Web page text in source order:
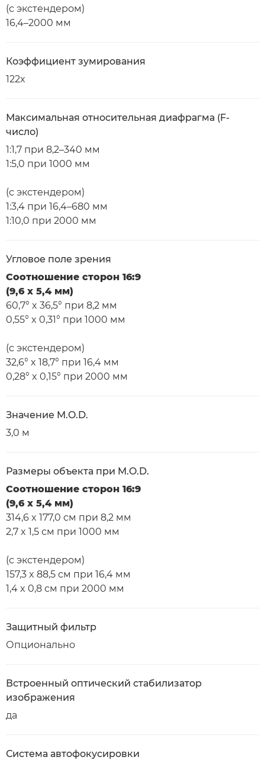
(с экстендером)
16,4–2000 мм
Коэффициент зумирования
122x
Максимальная относительная диафрагма (F-
число)
1:1,7 при 8,2–340 мм
1:5,0 при 1000 мм
(с экстендером)
1:3,4 при 16,4–680 мм
1:10,0 при 2000 мм
Угловое поле зрения
Соотношение сторон 16:9
(9,6 x 5,4 мм)
60,7° x 36,5° при 8,2 мм
0,55° x 0,31° при 1000 мм
(с экстендером)
32,6° x 18,7° при 16,4 мм
0,28° x 0,15° при 2000 мм
Значение M.O.D.
3,0 м
Размеры объекта при M.O.D.
Соотношение сторон 16:9
(9,6 x 5,4 мм)
314,6 x 177,0 см при 8,2 мм
2,7 x 1,5 см при 1000 мм
(с экстендером)
157,3 x 88,5 см при 16,4 мм
1,4 x 0,8 см при 2000 мм
Защитный фильтр
Опционально
Встроенный оптический стабилизатор
изображения
да
Система автофокусировки